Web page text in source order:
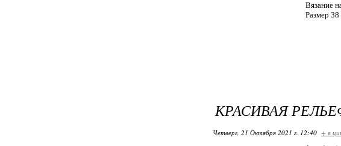
Вязание
Размер 38
КРАСИВАЯ
Четверг, 21 Октября 2021 г. 12:40 + в